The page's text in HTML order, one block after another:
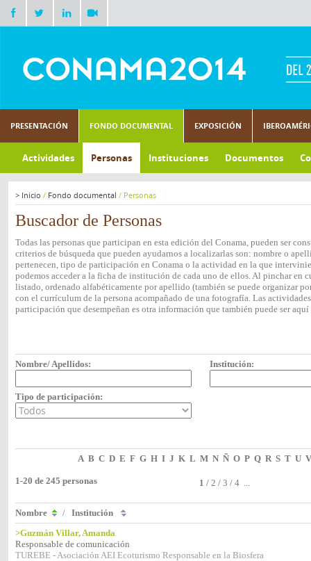
PRESENTACIÓN FONDO DOCUMENTAL EXPOSICIÓN
Actividades Personas Instituciones Documentos
> Inicio / Fondo documental / Personas
Buscador de Personas
Todas las personas que participan en esta edición del Conama, pueden ser
criterios de búsqueda que pueden ayudarnos a localizarlas son: nombre o
pertenecen, tipo de participación en Conama o la actividad en la que
podemos acceder a la ficha de institución de cada uno de ellos. Al pinchar en
listado, ordenado alfabéticamente por apellido (también se puede organizar
con el currículum de la persona acompañado de una fotografía. Las
participación que desempeñan es otra información que también puede ser
Nombre/ Apellidos: Institución:
Tipo de participación:
A B C D E F G H I J K L M N Ñ O P Q R S T U V
1-20 de 245 personas 1 / 2 / 3 / 4 ...
Nombre / Institución
>Guzmán Villar, Amanda
Responsable de comunicación
TUREBE - Asociación AEI Ecoturismo Responsable en la Biosfera